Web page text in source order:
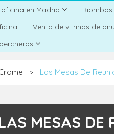
en Madrid
Venta de vitrinas de
> Las Mesas De
MESAS DE